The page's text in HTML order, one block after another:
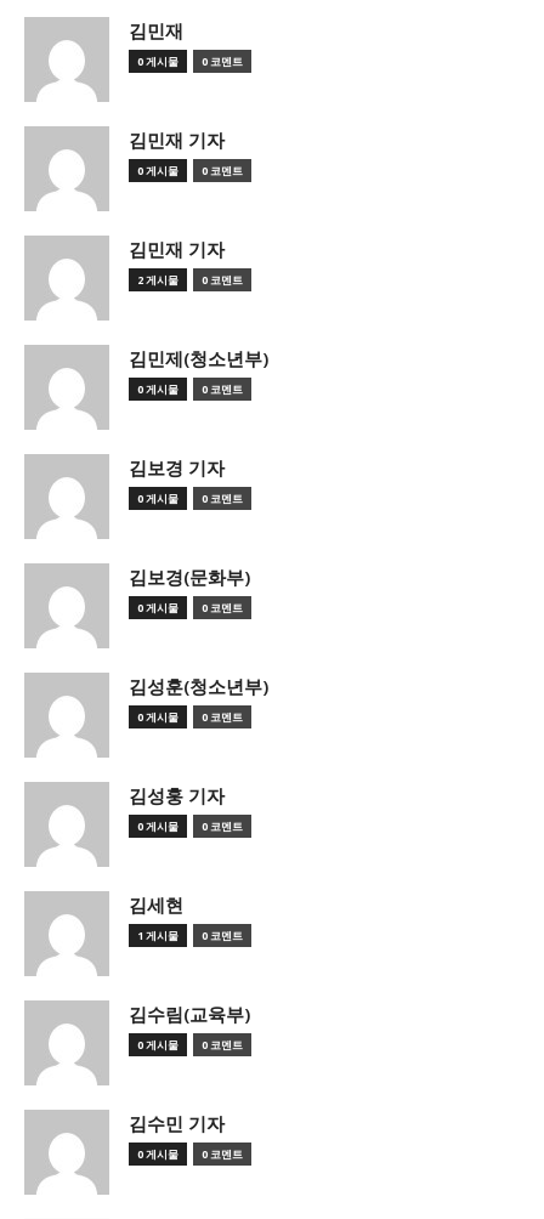
김민재
0 게시물 0 코멘트
김민재 기자
0 게시물 0 코멘트
김민재 기자
2 게시물 0 코멘트
김민제(청소년부)
0 게시물 0 코멘트
김보경 기자
0 게시물 0 코멘트
김보경(문화부)
0 게시물 0 코멘트
김성훈(청소년부)
0 게시물 0 코멘트
김성훙 기자
0 게시물 0 코멘트
김세현
1 게시물 0 코멘트
김수림(교육부)
0 게시물 0 코멘트
김수민 기자
0 게시물 0 코멘트